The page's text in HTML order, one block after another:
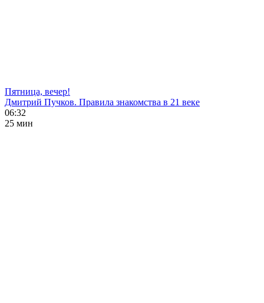
Пятница, вечер!
Дмитрий Пучков. Правила знакомства в 21 веке
06:32
25 мин